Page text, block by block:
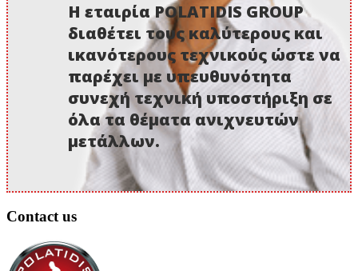
Η εταιρία POLATIDIS GROUP
διαθέτει τους καλύτερους και
ικανότερους τεχνικούς ώστε να
παρέχει με υπευθυνότητα
συνεχή τεχνική υποστήριξη σε
όλα τα θέματα ανιχνευτών
μετάλλων.
Contact us